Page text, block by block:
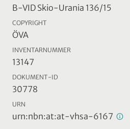
B-VID Skio-Urania 136/15
COPYRIGHT
ÖVA
INVENTARNUMMER
13147
DOKUMENT-ID
30778
URN
urn:nbn:at:at-vhsa-6167